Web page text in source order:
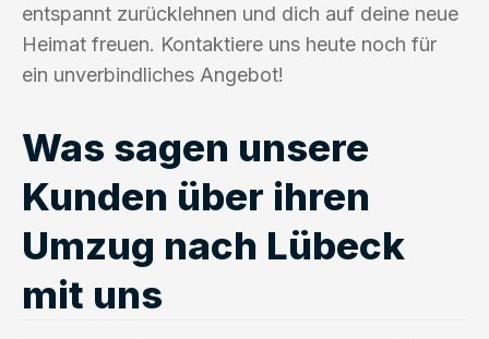
entspannt zurücklehnen und dich auf deine neue
Heimat freuen. Kontaktiere uns heute noch für
ein unverbindliches Angebot!
Was sagen unsere
Kunden über ihren
Umzug nach Lübeck
mit uns